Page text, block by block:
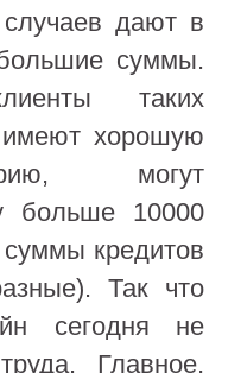
дают в
суммы.
таких
имеют хорошую
могут
больше 10000
кредитов
Так что
сегодня не
Главное,